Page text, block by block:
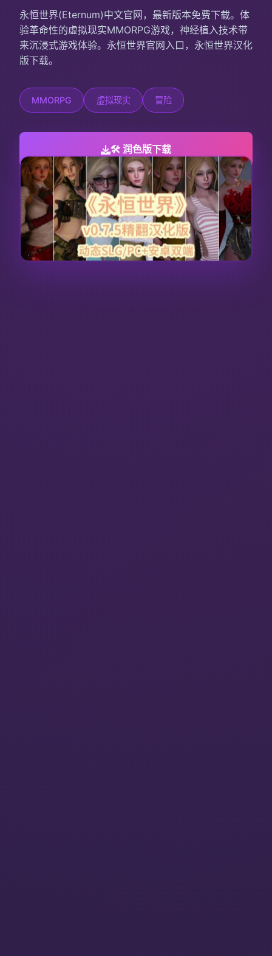
永恒世界(Eternum)中文官网，最新版本免费下载。体
验革命性的虚拟现实MMORPG游戏，神经植入技术带
来沉浸式游戏体验。永恒世界官网入口，永恒世界汉化
版下载。
MMORPG 虚拟现实 冒险
🛠️ 润色版下载